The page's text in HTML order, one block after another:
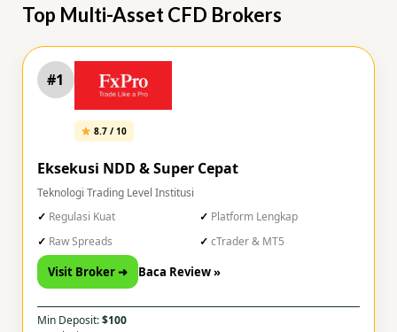
Top Multi-Asset CFD Brokers
#1
8.7 / 10
Eksekusi NDD & Super Cepat
Teknologi Trading Level Institusi
Regulasi Kuat
Platform Lengkap
Raw Spreads
cTrader & MT5
Visit Broker ➜ Baca Review »
Min Deposit:$100